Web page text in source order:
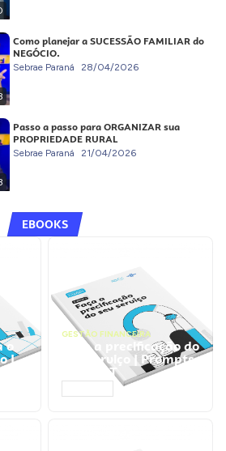
Como planejar a SUCESSÃO FAMILIAR do
NEGÓCIO.
Sebrae Paraná 28/04/2026
Passo a passo para ORGANIZAR sua
PROPRIEDADE RURAL
Sebrae Paraná 21/04/2026
EBOOKS
o
|
GESTÃO FINANCEIRA
Faça a precificação do
seu serviço | Prompts
ChatGPT